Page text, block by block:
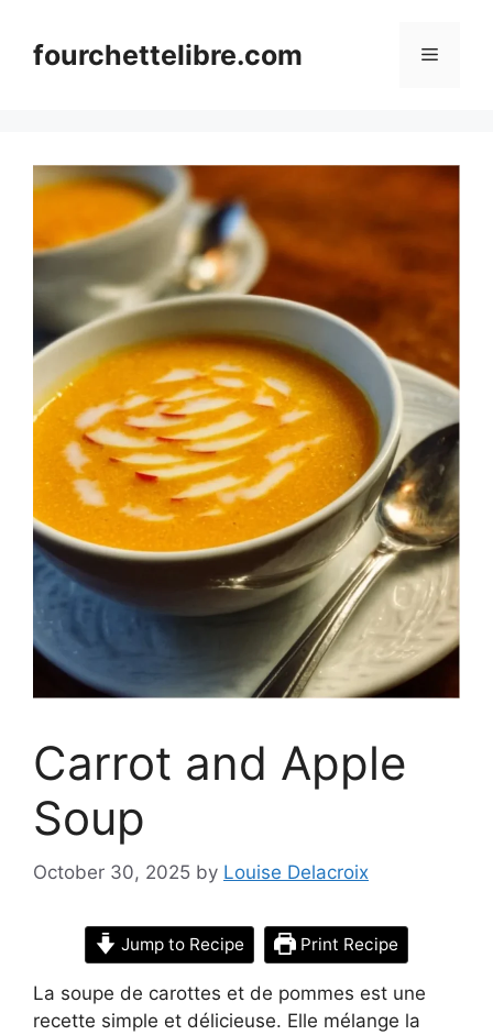
contentfourchettelibre.com Menu
Carrot and Apple
Soup
October 30, 2025 by Louise Delacroix
Jump to Recipe Print Recipe
La soupe de carottes et de pommes est une
recette simple et délicieuse. Elle mélange la